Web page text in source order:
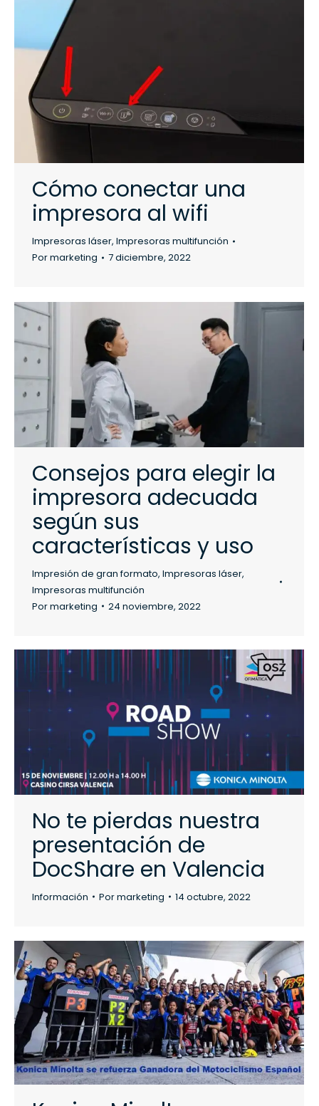
Cómo conectar una
impresora al wifi
Impresoras láser, Impresoras multifunción
Pormarketing 7 diciembre, 2022
Consejos para elegir la
impresora adecuada
según sus
características y uso
Impresión de gran formato, Impresoras láser,
Impresoras multifunción
Pormarketing 24 noviembre, 2022
No te pierdas nuestra
presentación de
DocShare en Valencia
Información Pormarketing 14 octubre, 2022